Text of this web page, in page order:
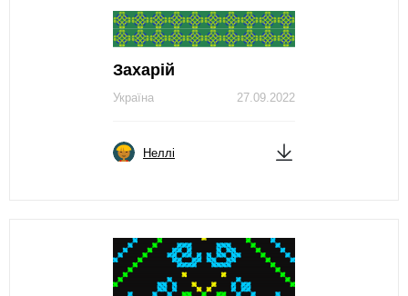
Захарій
27.09.2022
Україна
Неллі